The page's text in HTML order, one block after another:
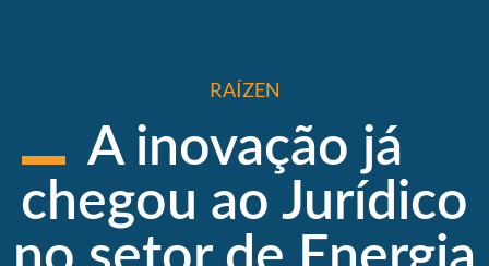
RAÍZEN
A inovação já
chegou ao Jurídico